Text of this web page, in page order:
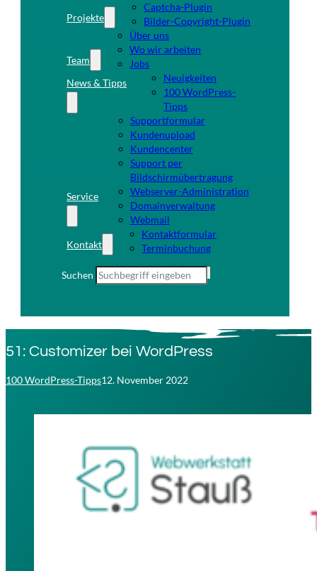
Projekte
Captcha-Plugin
Bilder-Copyright-Plugin
Team
Über uns
Wo wir arbeiten
Jobs
News & Tipps
Neuigkeiten
100 WordPress-
Tipps
Service
Supportformular
Kundenupload
Kundencenter
Support per
Bildschirmübertragung
Webserver-Administration
Domainverwaltung
Webmail
Kontakt
Kontaktformular
Terminbuchung
Suchen
51: Customizer bei WordPress
100 WordPress-Tipps12. November 2022